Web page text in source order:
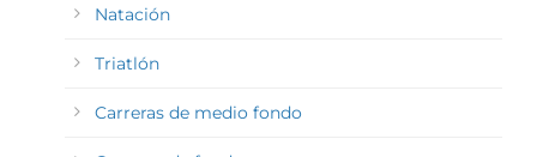
Natación
Triatlón
Carreras de medio fondo